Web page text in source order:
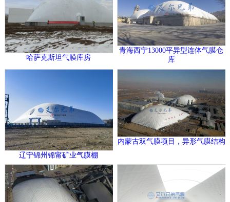
哈萨克斯坦气膜库房
青海西宁13000平异型连体气膜仓
库
辽宁锦州锦甯矿业气膜棚
内蒙古双气膜项目，异形气膜结构